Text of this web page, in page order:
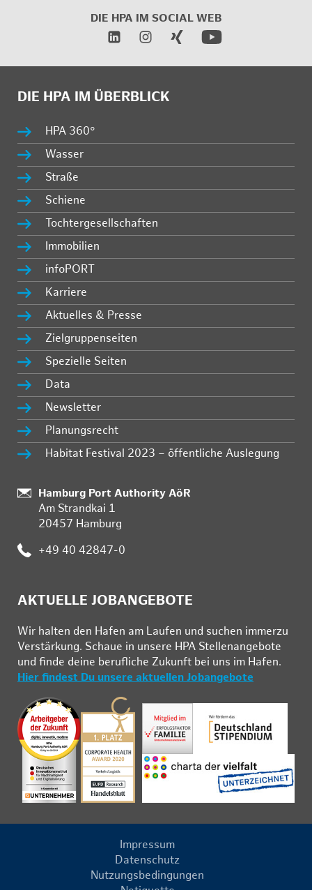
DIE HPA IM SOCIAL WEB
DIE HPA IM ÜBERBLICK
HPA 360°
Wasser
Straße
Schiene
Tochtergesellschaften
Immobilien
infoPORT
Karriere
Aktuelles & Presse
Zielgruppenseiten
Spezielle Seiten
Data
Newsletter
Planungsrecht
Habitat Festival 2023 – öffentliche Auslegung
Standort:
Hamburg Port Authority AöR
Am Strandkai 1
20457 Hamburg
Telefon:
+49 40 42847-0
AKTUELLE JOBANGEBOTE
Wir hal­ten den Ha­fen am Lau­fen und su­chen im­mer­zu
Ver­stär­kung. Schau­e in un­se­re HPA Stel­len­an­ge­bo­te
und fin­de deine be­ruf­li­che Zu­kunft bei uns im Ha­fen.
Hier findest Du unsere aktuellen Jobangebote
Impressum
Datenschutz
Nutzungsbedingungen